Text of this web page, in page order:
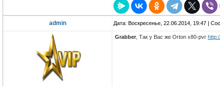
admin Дата: Воскресенье, 22.06.2014, 19:47 |
Grabber , Так у Вас же Orton x80-pvr